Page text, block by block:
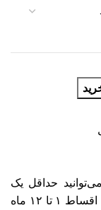
حداقل یک
سوم مبلغ فاکتور به صورت نقدی مابقی طی اقساط ۱ تا ۱۲ ماه